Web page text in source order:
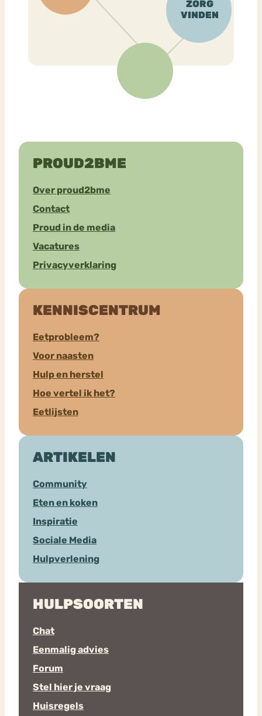
PROUD2BME
Over proud2bme
Contact
Proud in de media
Vacatures
Privacyverklaring
KENNISCENTRUM
Eetprobleem?
Voor naasten
Hulp en herstel
Hoe vertel ik het?
Eetlijsten
ARTIKELEN
Community
Eten en koken
Inspiratie
Sociale Media
Hulpverlening
HULPSOORTEN
Chat
Eenmalig advies
Forum
Stel hier je vraag
Huisregels